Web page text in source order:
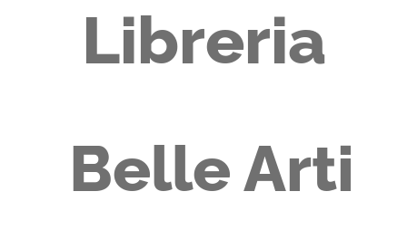
Libreria
Belle Arti